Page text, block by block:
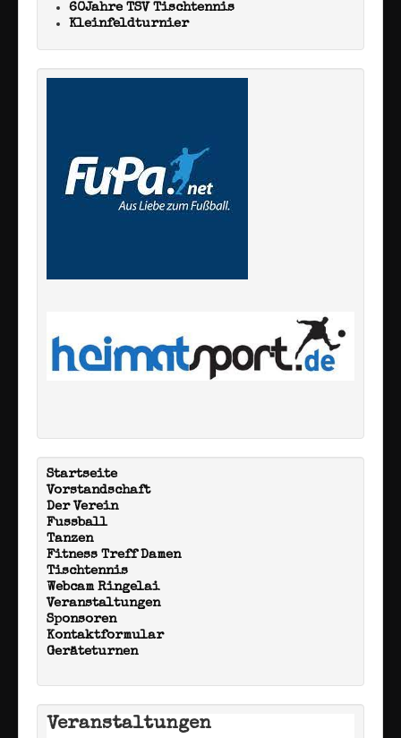
60Jahre TSV Tischtennis
Kleinfeldturnier
Startseite
Vorstandschaft
Der Verein
Fussball
Tanzen
Fitness Treff Damen
Tischtennis
Webcam Ringelai
Veranstaltungen
Sponsoren
Kontaktformular
Geräteturnen
Veranstaltungen